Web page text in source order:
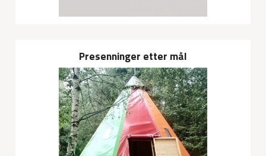
Presenninger etter mål